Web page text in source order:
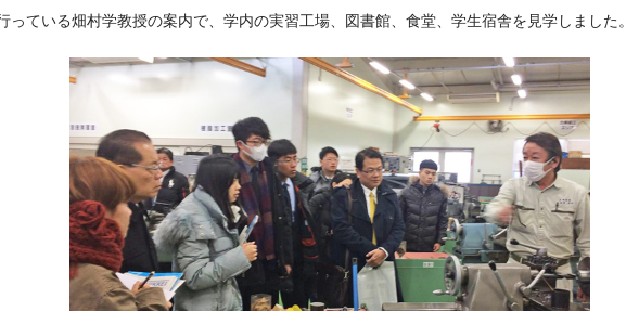
っている畑村学教授の案内で、学内の実習工場、図書館、食堂、学生宿舎を見学しました。